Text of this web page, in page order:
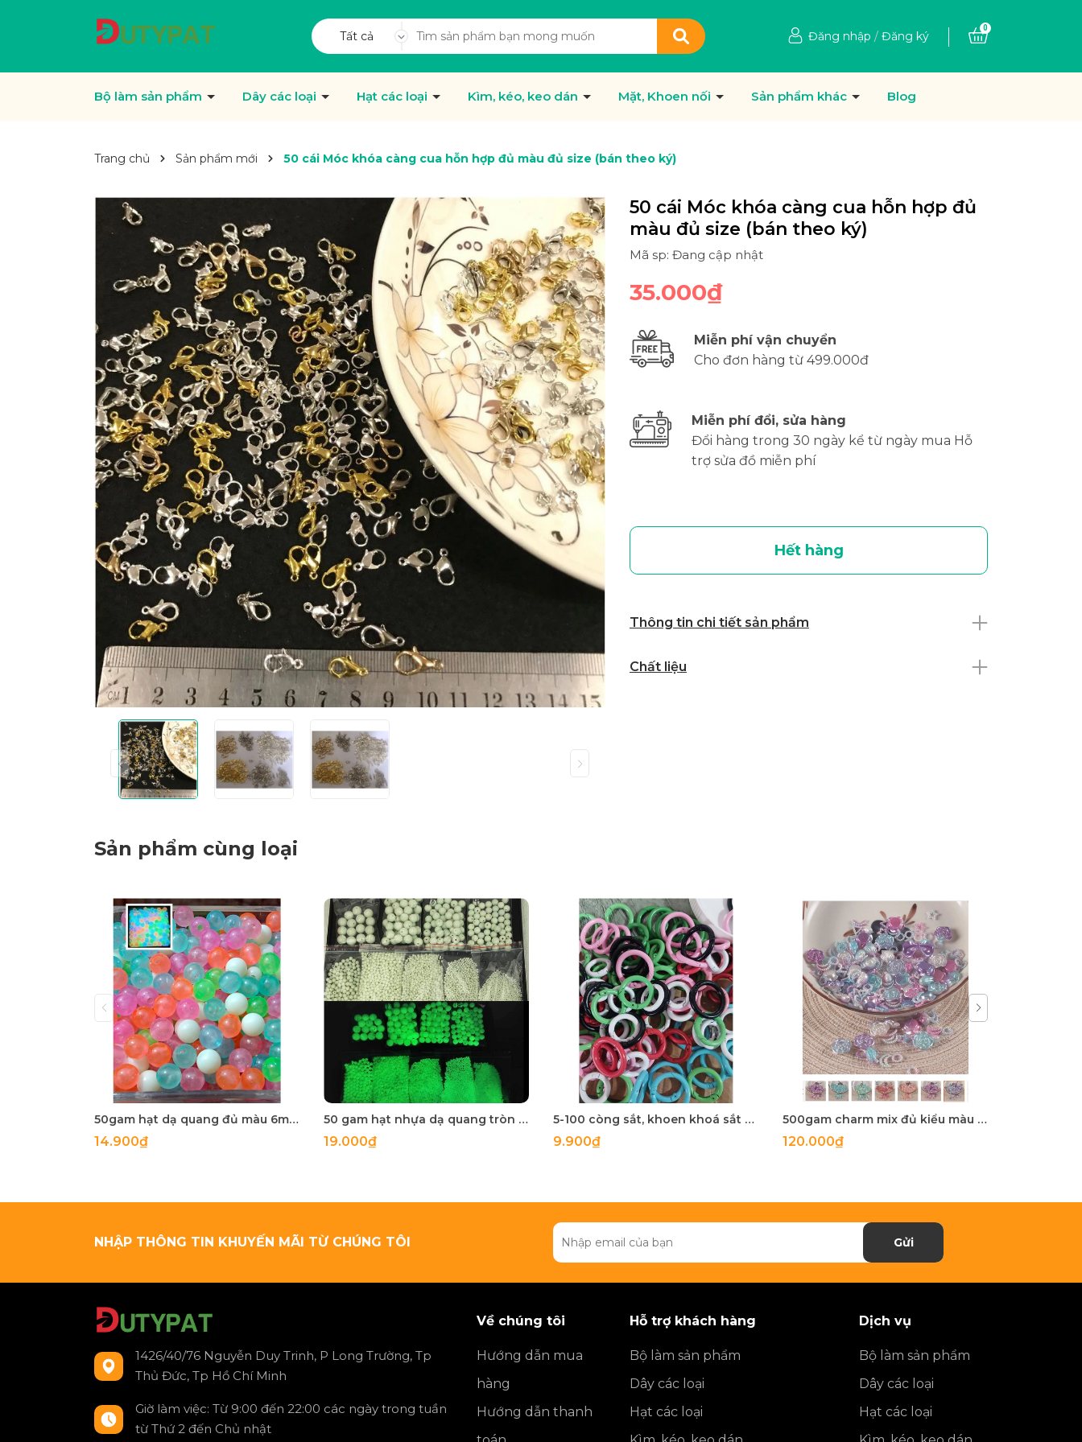
Tất cả Đăng nhập / Đăng ký
0
Bộ làm sản phẩm Dây các loại Hạt các loại Kìm, kéo, keo dán Mặt, Khoen nối Sản phẩm khác Blog
Trang chủ Sản phẩm mới 50 cái Móc khóa càng cua hỗn hợp đủ màu đủ size (bán theo ký)
50 cái Móc khóa càng cua hỗn hợp đủ
màu đủ size (bán theo ký)
Mã sp: Đang cập nhật
35.000₫
Miễn phí vận chuyển
Cho đơn hàng từ 499.000đ
Miễn phí đổi, sửa hàng
Đổi hàng trong 30 ngày kể từ ngày mua Hỗ
trợ sửa đồ miễn phí
Hết hàng
Thông tin chi tiết sản phẩm
Chất liệu
Sản phẩm cùng loại
50gam hạt dạ quang đủ màu 6mm, 8mm, 10mm, 12mm, hạt nhựa tròn
14.900₫
50 gam hạt nhựa dạ quang tròn đủ size 4mm, 5mm, 6mm, 8mm, 10mm, 12mm, 14mm, 16mm ,18mm , 10mm, 22mm, 25mm
19.000₫
5-100 còng sắt, khoen khoá sắt mix màu 20mm, 25mm, 28mm
9.900₫
500gam charm mix đủ kiểu màu ngọc trai, hạt charm mix đủ kiểu
120.000₫
NHẬP THÔNG TIN KHUYẾN MÃI TỪ CHÚNG TÔI Gửi
1426/40/76 Nguyễn Duy Trinh, P Long Trường, Tp
Thủ Đức, Tp Hồ Chí Minh
Giờ làm việc: Từ 9:00 đến 22:00 các ngày trong tuần
từ Thứ 2 đến Chủ nhật
Về chúng tôi
Hướng dẫn mua
hàng
Hướng dẫn thanh
Hỗ trợ khách hàng
Bộ làm sản phẩm
Dây các loại
Hạt các loại
Dịch vụ
Bộ làm sản phẩm
Dây các loại
Hạt các loại